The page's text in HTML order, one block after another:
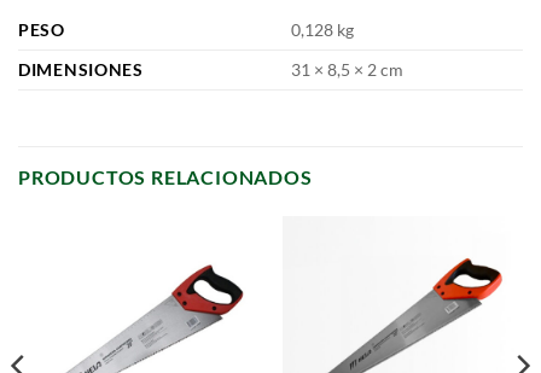
PESO
0,128 kg
DIMENSIONES
31 × 8,5 × 2 cm
PRODUCTOS RELACIONADOS